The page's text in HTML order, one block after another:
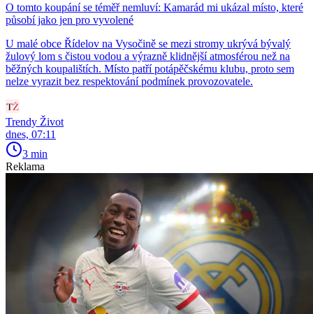
O tomto koupání se téměř nemluví: Kamarád mi ukázal místo, které
působí jako jen pro vyvolené
U malé obce Řídelov na Vysočině se mezi stromy ukrývá bývalý
žulový lom s čistou vodou a výrazně klidnější atmosférou než na
běžných koupalištích. Místo patří potápěčskému klubu, proto sem
nelze vyrazit bez respektování podmínek provozovatele.
Trendy Život
dnes, 07:11
3 min
Reklama